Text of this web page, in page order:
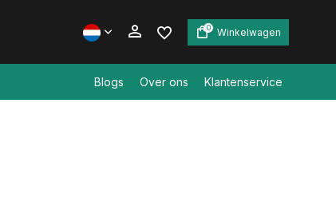
0 Winkelwagen
Blogs Over ons Klantenservice